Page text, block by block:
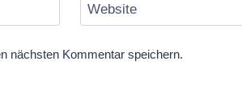
Website
nächsten Kommentar speichern.